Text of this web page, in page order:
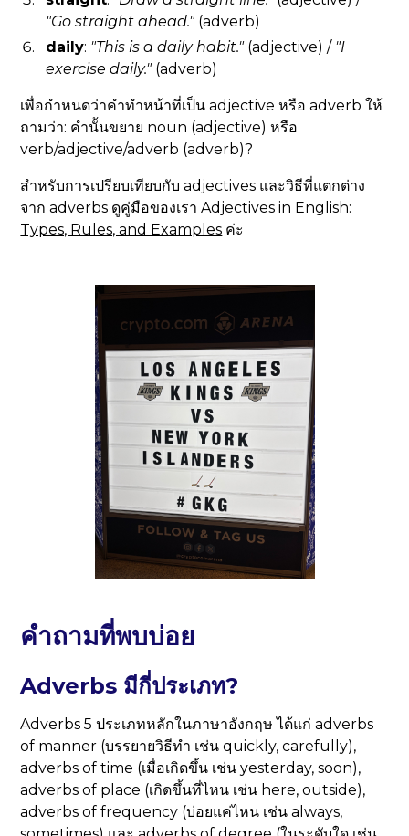
"Go straight ahead."(adverb)
daily: "This is a daily habit."(adjective) / "I
exercise daily."(adverb)
เพื่อกำหนดว่าคำทำหน้าที่เป็น adjective หรือ adverb ให้
ถามว่า: คำนั้นขยาย noun (adjective) หรือ
verb/adjective/adverb (adverb)?
สำหรับการเปรียบเทียบกับ adjectives และวิธีที่แตกต่าง
จาก adverbs ดูคู่มือของเราAdjectives in English:
Types, Rules, and Examples ค่ะ
คำถามที่พบบ่อย
Adverbs มีกี่ประเภท?
Adverbs 5 ประเภทหลักในภาษาอังกฤษ ได้แก่ adverbs
of manner (บรรยายวิธีทำ เช่น quickly, carefully),
adverbs of time (เมื่อเกิดขึ้น เช่น yesterday, soon),
adverbs of place (เกิดขึ้นที่ไหน เช่น here, outside),
adverbs of frequency (บ่อยแค่ไหน เช่น always,